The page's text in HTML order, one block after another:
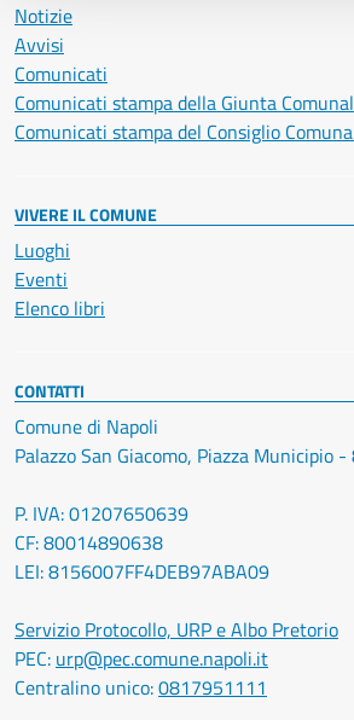
Notizie
Avvisi
Comunicati
Comunicati stampa della Giunta
Comunicati stampa del Consiglio
VIVERE IL COMUNE
Luoghi
Eventi
Elenco libri
CONTATTI
Comune di Napoli
Palazzo San Giacomo, Piazza Municipio
P. IVA: 01207650639
CF: 80014890638
LEI: 8156007FF4DEB97ABA09
Servizio Protocollo, URP e Albo Pretorio
PEC: urp@pec.comune.napoli.it
Centralino unico:0817951111